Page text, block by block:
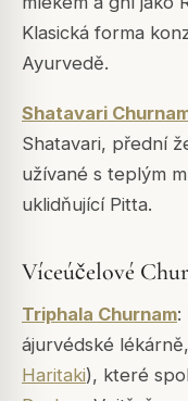
Klasická forma
Ayurvedě.
Shatavari
Shatavari, přední
užívané s teplým
uklidňující Pitta.
Víceúčelové
Triphala Churnam:
ájurvédské
Haritaki), které